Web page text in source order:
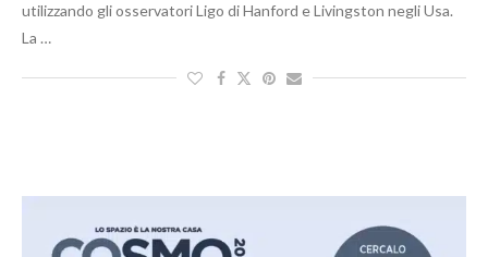
utilizzando gli osservatori Ligo di Hanford e Livingston negli Usa.
La …